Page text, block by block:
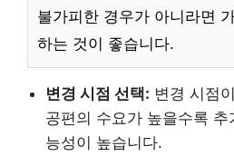
불가피한 경우가 아니라면
하는 것이 좋습니다.
변경 시점 선택: 변경 시점
공편의 수요가 높을수록
능성이 높습니다.